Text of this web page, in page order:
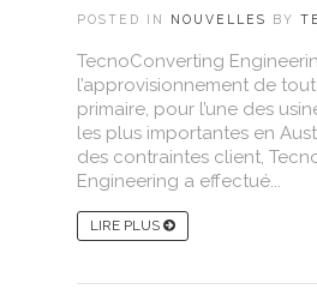
POSTED IN NOUVELLES BY
TecnoConverting
l’approvisionnement de
primaire, pour l’une des
les plus importantes en
des contraintes client,
Engineering a effectué...
LIRE PLUS